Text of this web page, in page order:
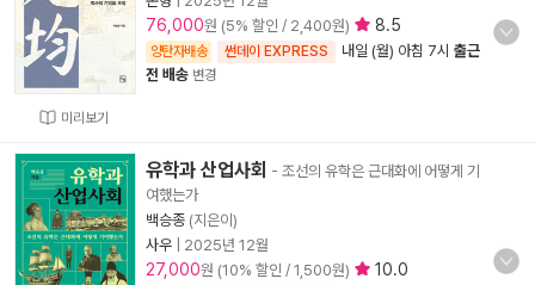
미리보기
76,000원 (5% 할인 / 2,400원) 8.5
양탄자배송 썬데이 EXPRESS 내일 (월) 아침 7시 출근
전 배송 변경
유학과 산업사회 - 조선의 유학은 근대화에 어떻게 기
여했는가
백승종 (지은이)
사우
2025년 12월
27,000원 (10% 할인 / 1,500원) 10.0